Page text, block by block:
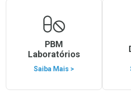
PBM
Laboratórios
Saiba Mais >